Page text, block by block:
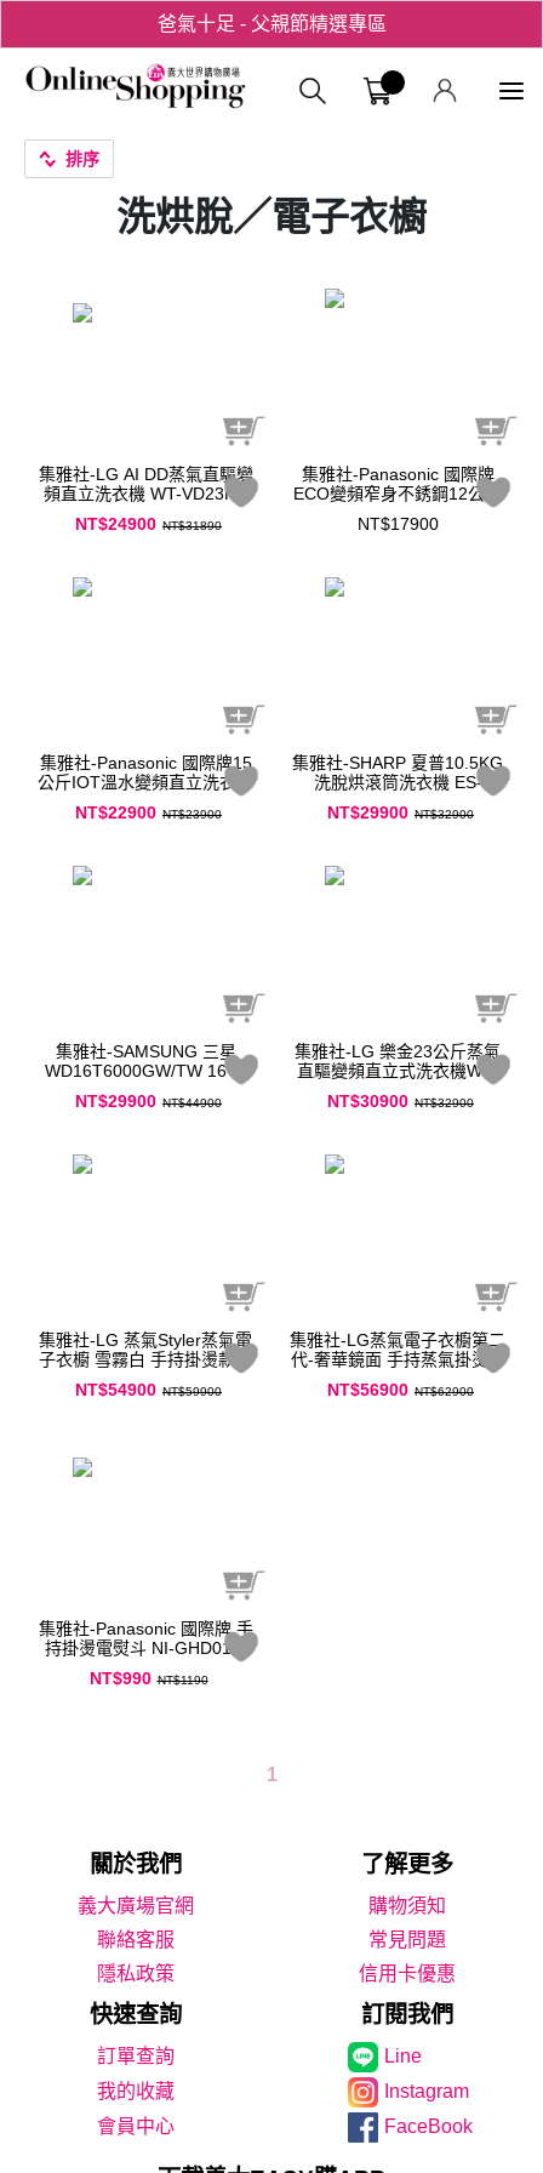
爸氣十足 - 父親節精選專區
用心愛你！七夕星選禮遇！義大購物
排序
洗烘脫／電子衣櫥
集雅社-LG AI DD蒸氣直驅變
頻直立洗衣機 WT-VD23HB
NT$24900 NT$31890
集雅社-Panasonic 國際牌
ECO變頻窄身不銹鋼12公斤
直立洗衣機NA-V120LBS-S
NT$17900
集雅社-Panasonic 國際牌15
公斤IOT溫水變頻直立洗衣機
NA-V150NMS
NT$22900 NT$23900
集雅社-SHARP 夏普10.5KG
洗脫烘滾筒洗衣機 ES-
FKA105WDT
NT$29900 NT$32900
集雅社-SAMSUNG 三星
WD16T6000GW/TW 16+9
公斤 泡泡淨系列 蒸洗脫烘滾
筒洗衣機
NT$29900 NT$44900
集雅社-LG 樂金23公斤蒸氣
直驅變頻直立式洗衣機WT-
TD23HG(夜墨灰)
NT$30900 NT$32900
集雅社-LG 蒸氣Styler蒸氣電
子衣櫥 雪霧白 手持掛燙款五
件組 R723SB
NT$54900 NT$59900
集雅社-LG蒸氣電子衣櫥第二
代-奢華鏡面 手持蒸氣掛燙款
NT$56900 NT$62900
集雅社-Panasonic 國際牌 手
持掛燙電熨斗 NI-GHD015
NT$990 NT$1190
1
關於我們 了解更多
義大廣場官網
購物須知
聯絡客服
常見問題
隱私政策
信用卡優惠
快速查詢 訂閱我們
Line
我的收藏
Instagram
會員中心
FaceBook